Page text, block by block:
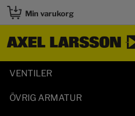
Min varukorg
VENTILER
ÖVRIG ARMATUR